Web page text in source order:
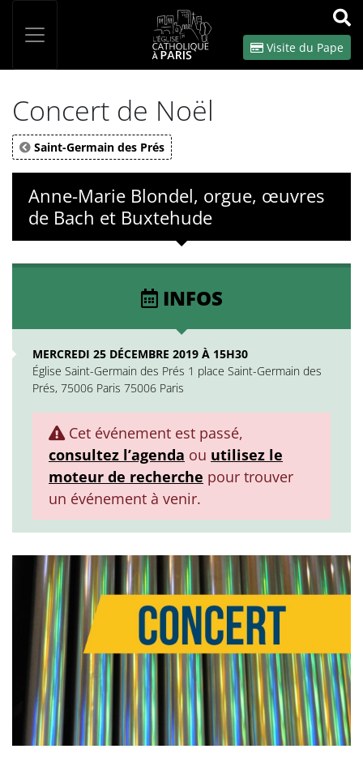
OK
Visite du Pape
Concert de Noël
Saint-Germain des Prés
Anne-Marie Blondel, orgue, œuvres
de Bach et Buxtehude
INFOS
MERCREDI 25 DÉCEMBRE 2019 À 15H30
Église Saint-Germain des Prés 1 place Saint-Germain des
Prés, 75006 Paris 75006 Paris
Cet événement est passé,
consultez l’agenda ou utilisez le
moteur de recherche pour trouver
un événement à venir.
Panneau de gestion des cookies